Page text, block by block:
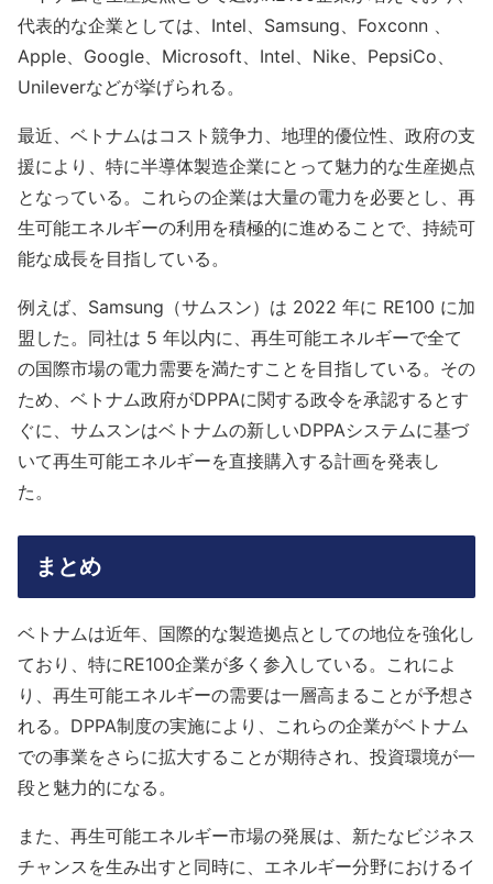
代表的な企業としては、Intel、Samsung、Foxconn 、
Apple、Google、Microsoft、Intel、Nike、PepsiCo、
Unileverなどが挙げられる。
最近、ベトナムはコスト競争力、地理的優位性、政府の支
援により、特に半導体製造企業にとって魅力的な生産拠点
となっている。これらの企業は大量の電力を必要とし、再
生可能エネルギーの利用を積極的に進めることで、持続可
能な成長を目指している。
例えば、Samsung（サムスン）は 2022 年に RE100 に加
盟した。同社は 5 年以内に、再生可能エネルギーで全て
の国際市場の電力需要を満たすことを目指している。その
ため、ベトナム政府がDPPAに関する政令を承認するとす
ぐに、サムスンはベトナムの新しいDPPAシステムに基づ
いて再生可能エネルギーを直接購入する計画を発表し
た。
まとめ
ベトナムは近年、国際的な製造拠点としての地位を強化し
ており、特にRE100企業が多く参入している。これによ
り、再生可能エネルギーの需要は一層高まることが予想さ
れる。DPPA制度の実施により、これらの企業がベトナム
での事業をさらに拡大することが期待され、投資環境が一
段と魅力的になる。
また、再生可能エネルギー市場の発展は、新たなビジネス
チャンスを生み出すと同時に、エネルギー分野におけるイ